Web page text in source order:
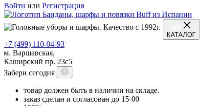
Войти или Регистрация
КАТАЛОГ
+7 (499) 110-04-93
м. Варшавская,
Каширский пр. 23с5
Забери сегодня
товар должен быть в наличии на складе.
заказ сделан и согласован до 15-00